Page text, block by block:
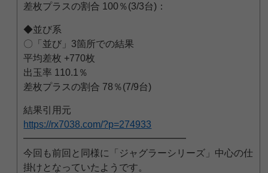
差枚プラスの割合 100％(3/3台)：
◆並び系
〇「並び」3箇所での結果
平均差枚 +770枚
出玉率 110.1％
差枚プラスの割合 78％(7/9台)
結果引用元
https://rx7038.com/?p=274933
━━━━━━━━━━━━━━━━━
今回も前回と同様に「ジャグラーシリーズ」中心の仕
掛けとなっていたようです。